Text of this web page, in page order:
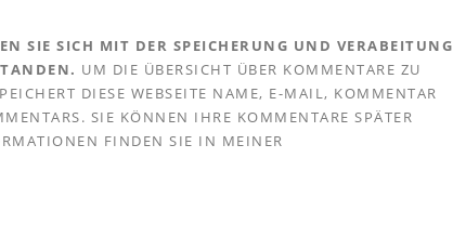
SIE SICH MIT DER SPEICHERUNG UND VERABEITUNG
UM DIE ÜBERSICHT ÜBER KOMMENTARE ZU
DIESE WEBSEITE NAME, E-MAIL, KOMMENTAR
SIE KÖNNEN IHRE KOMMENTARE SPÄTER
FINDEN SIE IN MEINER